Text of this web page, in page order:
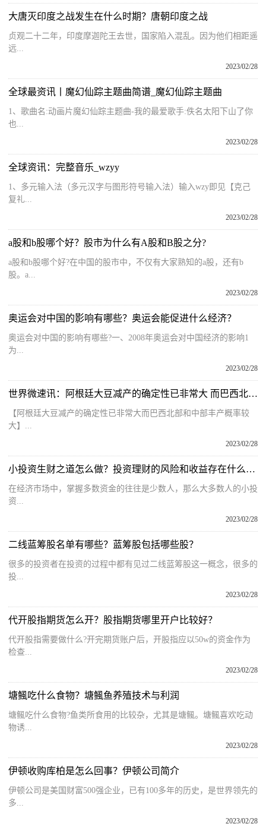
大唐灭印度之战发生在什么时期？唐朝印度之战
贞观二十二年，印度摩迦陀王去世，国家陷入混乱。因为他们相距遥
远...
2023/02/28
全球最资讯丨魔幻仙踪主题曲简谱_魔幻仙踪主题曲
1、歌曲名:动画片魔幻仙踪主题曲-我的最爱歌手:佚名太阳下山了你
也...
2023/02/28
全球资讯：完整音乐_wzyy
1、多元输入法（多元汉字与图形符号输入法）输入wzy即见【克己
复礼...
2023/02/28
a股和b股哪个好？股市为什么有A股和B股之分?
a股和b股哪个好?在中国的股市中，不仅有大家熟知的a股，还有b
股。a...
2023/02/28
奥运会对中国的影响有哪些？奥运会能促进什么经济？
奥运会对中国的影响有哪些?一、2008年奥运会对中国经济的影响1
为...
2023/02/28
世界微速讯：阿根廷大豆减产的确定性已非常大 而巴西北部和中部丰产概率较大
【阿根廷大豆减产的确定性已非常大而巴西北部和中部丰产概率较
大】...
2023/02/28
小投资生财之道怎么做？投资理财的风险和收益存在什么样的关系？
在经济市场中，掌握多数资金的往往是少数人，那么大多数人的小投
资...
2023/02/28
二线蓝筹股名单有哪些？蓝筹股包括哪些股？
很多的投资者在投资的过程中都有见过二线蓝筹股这一概念，很多的
投...
2023/02/28
代开股指期货怎么开？股指期货哪里开户比较好？
代开股指需要做什么?开完期货账户后，开股指应以50w的资金作为
检查...
2023/02/28
塘鲺吃什么食物？塘鲺鱼养殖技术与利润
塘鲺吃什么食物?鱼类所食用的比较杂，尤其是塘鲺。塘鲺喜欢吃动
物诱...
2023/02/28
伊顿收购库柏是怎么回事？伊顿公司简介
伊顿公司是美国财富500强企业，已有100多年的历史，是世界领先的
多...
2023/02/28